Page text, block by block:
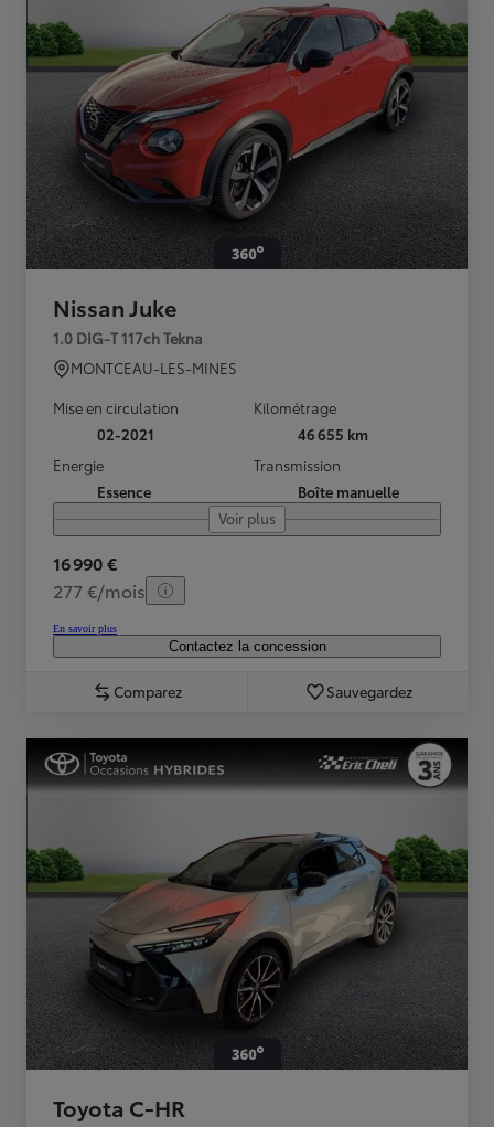
Nissan Juke
1.0 DIG-T 117ch Tekna
MONTCEAU-LES-MINES
Mise en circulation
02-2021
Kilométrage
46 655 km
Energie
Essence
Transmission
Boîte manuelle
Voir plus
16 990 €
277 €/mois
En savoir plus
Contactez la concession
Comparez Sauvegardez
Toyota C-HR